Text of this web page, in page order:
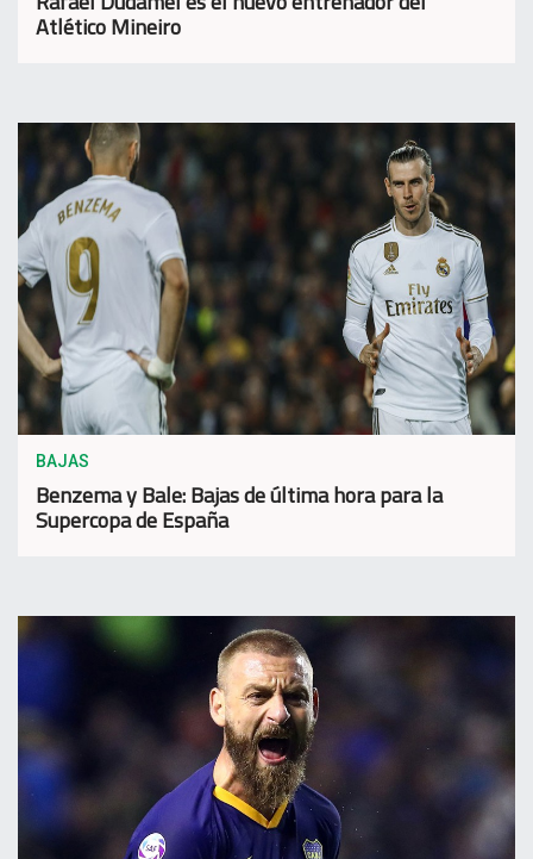
Atlético Mineiro
BAJAS
Benzema y Bale: Bajas de última hora para la
Supercopa de España